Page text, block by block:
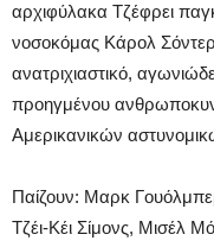
αρχιφύλακα Τζέφρει
νοσοκόμας Κάρολ
ανατριχιαστικό,
προηγμένου
Αμερικανικών
Παίζουν: Μαρκ
Τζέι-Κέι Σίμονς, Μισέλ